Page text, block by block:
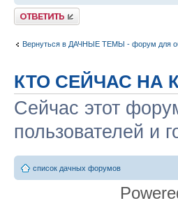
Ответить
Вернуться в ДАЧНЫЕ ТЕМЫ - форум для
КТО СЕЙЧАС НА
Сейчас этот
пользователей и
список дачных форумов